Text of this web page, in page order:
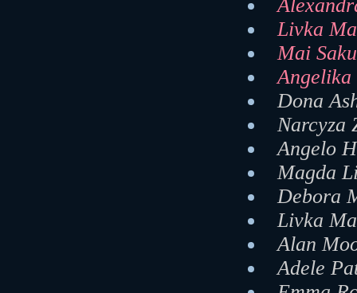
Livka
Mai
Angelika
Dona
Narcyza
Angelo
Magda
Debora
Livka
Alan
Adele